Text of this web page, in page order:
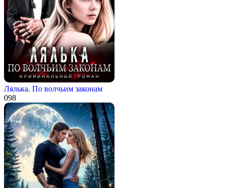
Лялька. По волчьим законам
098